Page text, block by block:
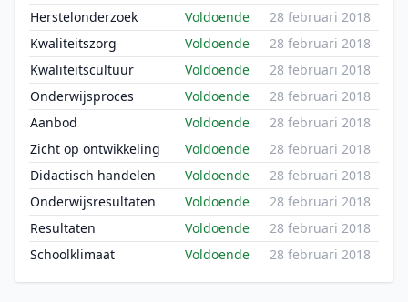
Herstelonderzoek Voldoende
28 februari 2018
Kwaliteitszorg
Voldoende
28 februari 2018
Kwaliteitscultuur
Voldoende
28 februari 2018
Onderwijsproces
Voldoende
28 februari 2018
Aanbod
Voldoende
28 februari 2018
Zicht op ontwikkeling
Voldoende
28 februari 2018
Didactisch handelen
Voldoende
28 februari 2018
Onderwijsresultaten
Voldoende
28 februari 2018
Resultaten
Voldoende
28 februari 2018
Schoolklimaat
Voldoende 28 februari 2018